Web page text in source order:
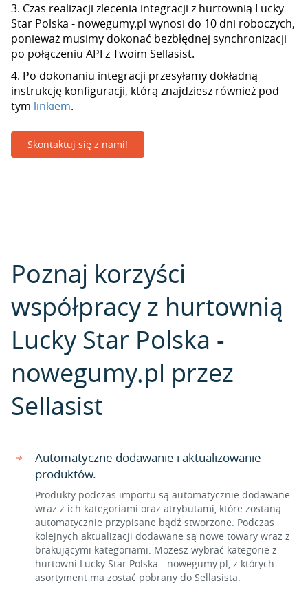
3. Czas realizacji zlecenia integracji z hurtownią Lucky
Star Polska - nowegumy.pl wynosi do 10 dni roboczych,
ponieważ musimy dokonać bezbłędnej synchronizacji
po połączeniu API z Twoim Sellasist.
4. Po dokonaniu integracji przesyłamy dokładną
instrukcję konfiguracji, którą znajdziesz również pod
tym linkiem.
Skontaktuj się z nami!
Poznaj korzyści
współpracy z hurtownią
Lucky Star Polska -
nowegumy.pl przez
Sellasist
Automatyczne dodawanie i aktualizowanie
produktów.
Produkty podczas importu są automatycznie dodawane
wraz z ich kategoriami oraz atrybutami, które zostaną
automatycznie przypisane bądź stworzone. Podczas
kolejnych aktualizacji dodawane są nowe towary wraz z
brakującymi kategoriami. Możesz wybrać kategorie z
hurtowni Lucky Star Polska - nowegumy.pl, z których
asortyment ma zostać pobrany do Sellasista.